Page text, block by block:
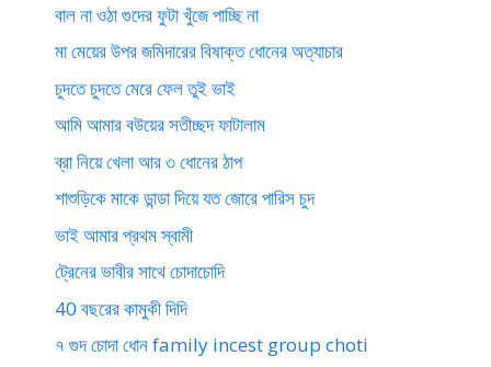
বাল না ওঠা গুদের ফুটা খুঁজে পাচ্ছি না
মা মেয়ের উপর জমিদারের বিষাক্ত ধোনের অত্যাচার
চুদতে চুদতে মেরে ফেল তুই ভাই
আমি আমার বউয়ের সতীচ্ছদ ফাটালাম
ব্রা নিয়ে খেলা আর ৩ ধোনের ঠাপ
শাশুড়িকে মাকে ডান্ডা দিয়ে যত জোরে পারিস চুদ
ভাই আমার প্রথম স্বামী
ট্রেনের ভাবীর সাথে চোদাচোদি
40 বছরের কামুকী দিদি
৭ গুদ চোদা ধোন family incest group choti